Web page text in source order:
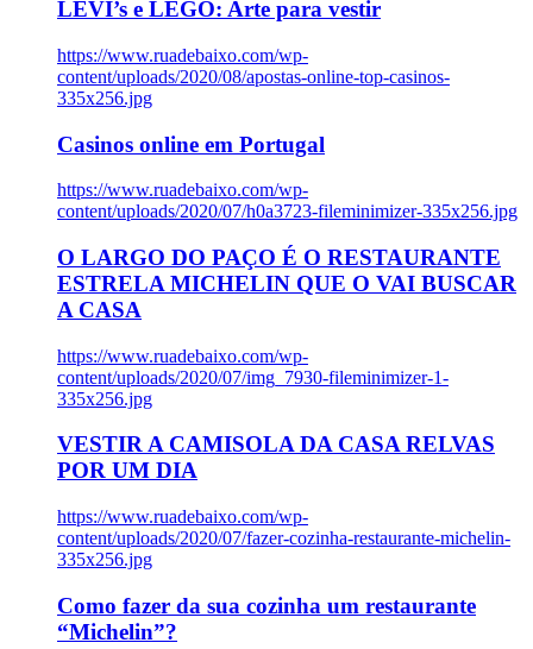
LEVI’s e LEGO: Arte para vestir
https://www.ruadebaixo.com/wp-
content/uploads/2020/08/apostas-online-top-casinos-
335x256.jpg
Casinos online em Portugal
https://www.ruadebaixo.com/wp-
content/uploads/2020/07/h0a3723-fileminimizer-335x256.jpg
O LARGO DO PAÇO É O RESTAURANTE
ESTRELA MICHELIN QUE O VAI BUSCAR
A CASA
https://www.ruadebaixo.com/wp-
content/uploads/2020/07/img_7930-fileminimizer-1-
335x256.jpg
VESTIR A CAMISOLA DA CASA RELVAS
POR UM DIA
https://www.ruadebaixo.com/wp-
content/uploads/2020/07/fazer-cozinha-restaurante-michelin-
335x256.jpg
Como fazer da sua cozinha um restaurante
“Michelin”?